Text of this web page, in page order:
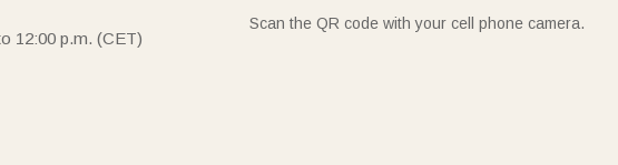
12:00 p.m. (CET)
Scan the QR code with your cell phone camera.